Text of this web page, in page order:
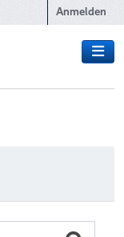
Anmelden